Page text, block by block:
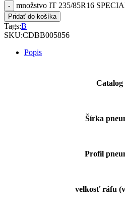
množstvo IT 235/85R16
Pridať do košíka
Tags:B
SKU:CDBB005856
Popis
Catalog
Šírka
Profil
velkosť ráfu